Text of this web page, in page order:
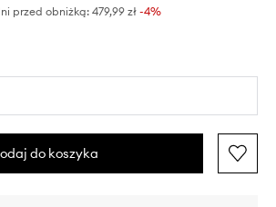
przed obniżką: 479,99 zł -4%
do koszyka